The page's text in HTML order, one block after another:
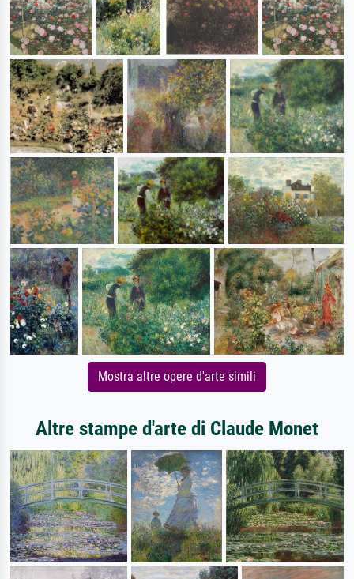
Mostra altre opere d'arte simili
Altre stampe d'arte di Claude Monet